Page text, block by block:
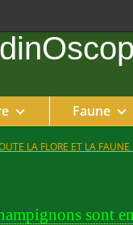
Faune
LA FLORE ET LA
sont